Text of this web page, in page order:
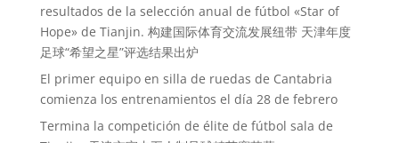
resultados de la selección anual de fútbol «Star of
Hope» de Tianjin. 构建国际体育交流发展纽带 天津年度
足球“希望之星”评选结果出炉
El primer equipo en silla de ruedas de Cantabria
comienza los entrenamientos el día 28 de febrero
Termina la competición de élite de fútbol sala de